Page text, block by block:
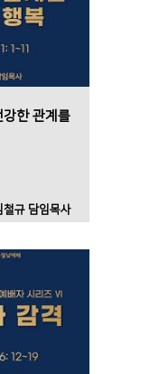
한 관계를
철규 담임목사